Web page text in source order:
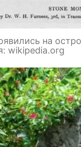
на
wikipedia.org